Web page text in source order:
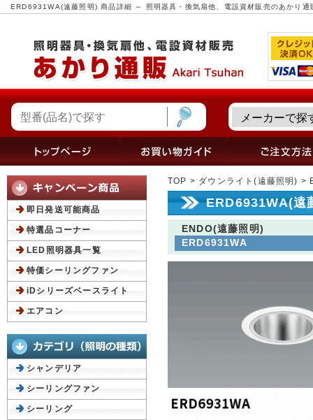
ERD6931WA(遠藤照明) 商品詳細 ～ 照明器具・換気扇他、電設資材販売のあかり通
TOP > ダウンライト(遠藤照明) >
ERD6931WA(遠
ENDO(遠藤照明)
ERD6931WA
即日発送可能商品
特選品コーナー
LED照明器具一覧
特価シーリングファン
iDシリーズベースライト
エアコン
シャンデリア
シーリングファン
シーリング